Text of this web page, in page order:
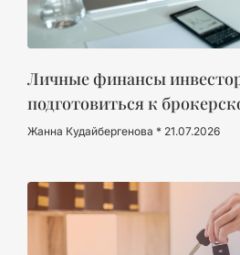
Личные финансы
подготовиться к
Жанна Кудайбергенова 21.07.2026